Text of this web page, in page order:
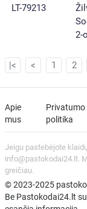
LT-79213
2-
|< < 1 2
Apie
mus
Privatumo
politika
Jeigu pastebėjote
info@pastokodai24.lt.
greičiau.
© 2023-2025
Be Pastokodai24.lt